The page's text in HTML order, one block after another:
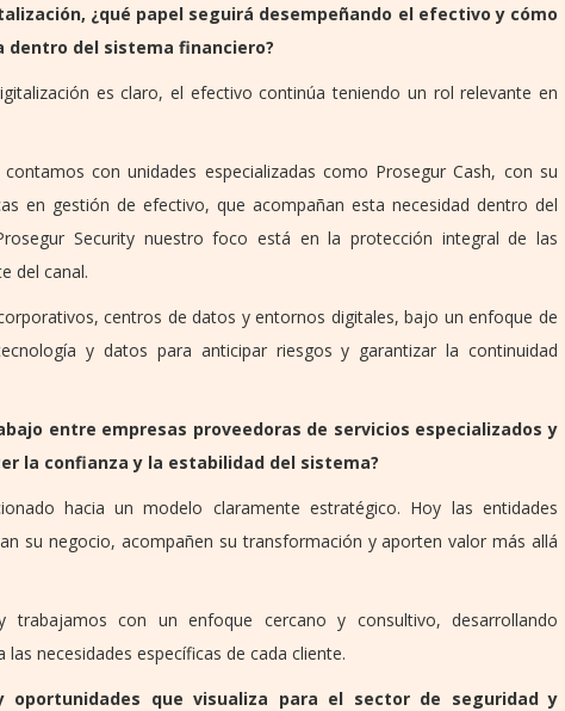
¿qué papel seguirá desempeñando el efectivo y cómo
dentro del sistema financiero?
es claro, el efectivo continúa teniendo un rol relevante en
con unidades especializadas como Prosegur Cash, con su
en gestión de efectivo, que acompañan esta necesidad dentro del
Security nuestro foco está en la protección integral de las
del canal.
centros de datos y entornos digitales, bajo un enfoque de
y datos para anticipar riesgos y garantizar la continuidad
entre empresas proveedoras de servicios especializados y
la confianza y la estabilidad del sistema?
hacia un modelo claramente estratégico. Hoy las entidades
su negocio, acompañen su transformación y aporten valor más allá
trabajamos con un enfoque cercano y consultivo, desarrollando
necesidades específicas de cada cliente.
oportunidades que visualiza para el sector de seguridad y